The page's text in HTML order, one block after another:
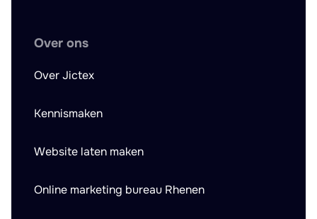
Over ons
Over Jictex
Kennismaken
Website laten maken
Online marketing bureau Rhenen